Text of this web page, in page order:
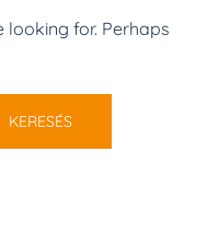
looking for. Perhaps